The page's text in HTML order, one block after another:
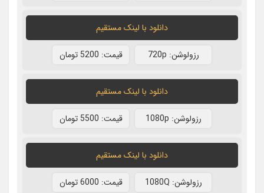
دانلود با لينک مستقيم
رزولوشن: 720p قيمت: 5200 تومان
دانلود با لينک مستقيم
رزولوشن: 1080p قيمت: 5500 تومان
دانلود با لينک مستقيم
رزولوشن: 1080Q قيمت: 6000 تومان